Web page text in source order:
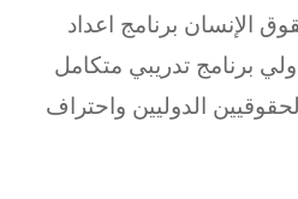
الإنسان برنامج اعداد
برنامج تدريبي متكامل
الدوليين واحتراف